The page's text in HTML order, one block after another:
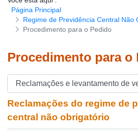
Página Principal
Regime de Previdência Central Não
Procedimento para o Pedido
Procedimento para o
Reclamações do regime de
central não obrigatório